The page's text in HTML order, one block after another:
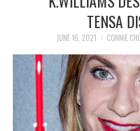
TENSA
JUNE 16, 2021 CONNIE